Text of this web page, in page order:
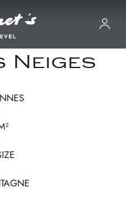
Neiges